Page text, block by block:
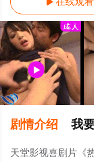

剧情介绍 我
天堂影视喜剧片《